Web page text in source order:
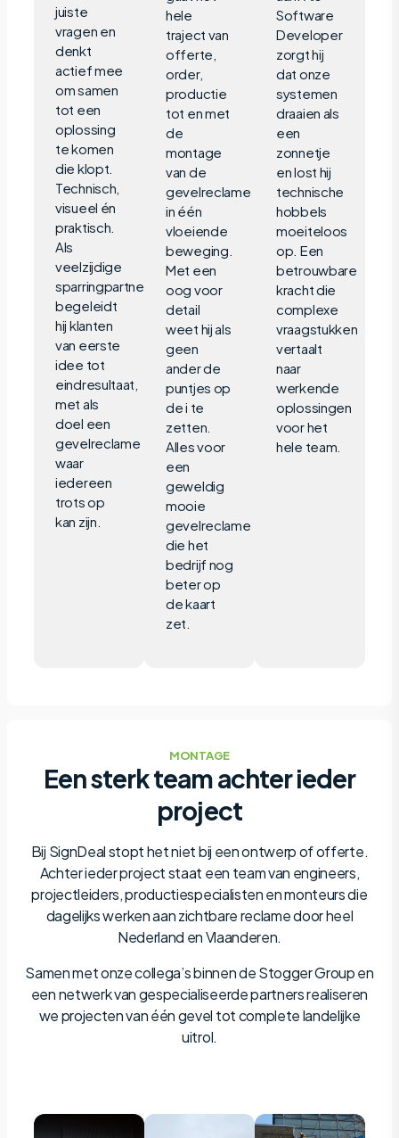
juiste
vragen en
denkt
actief mee
om samen
tot een
oplossing
te komen
die klopt.
Technisch,
visueel én
praktisch.
Als
veelzijdige
sparringpartner
begeleidt
hij klanten
van eerste
idee tot
eindresultaat,
met als
doel een
gevelreclame
waar
iedereen
trots op
kan zijn.
hele
traject van
offerte,
order,
productie
tot en met
de
montage
van de
gevelreclame
in één
vloeiende
beweging.
Met een
oog voor
detail
weet hij als
geen
ander de
puntjes op
de i te
zetten.
Alles voor
een
geweldig
mooie
gevelreclame
die het
bedrijf nog
beter op
de kaart
zet.
Software
Developer
zorgt hij
dat onze
systemen
draaien als
een
zonnetje
en lost hij
technische
hobbels
moeiteloos
op. Een
betrouwbare
kracht die
complexe
vraagstukken
vertaalt
naar
werkende
oplossingen
voor het
hele team.
MONTAGE
Een sterk team achter ieder
project
Bij SignDeal stopt het niet bij een ontwerp of offerte.
Achter ieder project staat een team van engineers,
projectleiders, productiespecialisten en monteurs die
dagelijks werken aan zichtbare reclame door heel
Nederland en Vlaanderen.
Samen met onze collega’s binnen de Stogger Group en
een netwerk van gespecialiseerde partners realiseren
we projecten van één gevel tot complete landelijke
uitrol.